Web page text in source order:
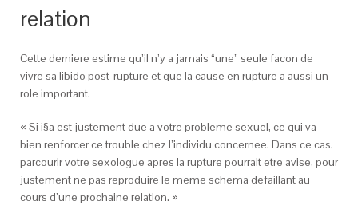
relation
Cette derniere estime qu’il n’y a jamais “une” seule facon de
vivre sa libido post-rupture et que la cause en rupture a aussi un
role important.
« Si i§a est justement due a votre probleme sexuel, ce qui va
bien renforcer ce trouble chez l’individu concernee. Dans ce cas,
parcourir votre sexologue apres la rupture pourrait etre avise, pour
justement ne pas reproduire le meme schema defaillant au
cours d’une prochaine relation. »